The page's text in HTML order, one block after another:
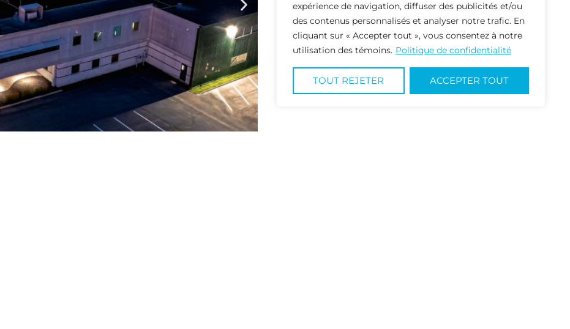
expérience de navigation, diffuser des publicités et/ou
des contenus personnalisés et analyser notre trafic. En
cliquant sur « Accepter tout », vous consentez à notre
utilisation des témoins. Politique de confidentialité
TOUT REJETER ACCEPTER TOUT